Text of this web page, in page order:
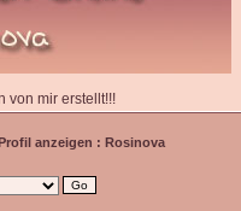
von mir erstellt!!!
anzeigen : Rosinova